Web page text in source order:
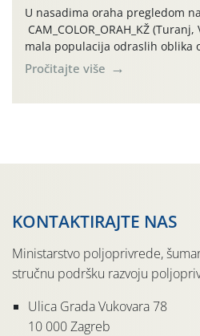
U nasadima oraha pregledom
CAM_COLOR_ORAH_KŽ
mala populacija odraslih oblika
(Rhagoletis completa). Niska
činjenicom da je riječ o mladim
Pročitajte više
KONTAKTIRAJTE NAS
Ministarstvo poljoprivrede,
stručnu podršku razvoju
Ulica Grada Vukovara 78
10 000 Zagreb